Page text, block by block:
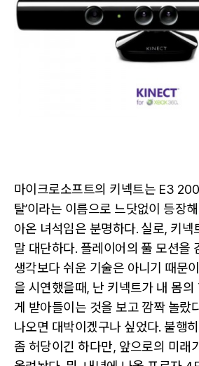
마이크로소프트의 키넥트는 E3
탈’이라는 이름으로 느닷없이 등장
아온 녀석임은 분명하다. 실로, 키넥
말 대단하다. 플레이어의 풀 모션을
생각보다 쉬운 기술은 아니기 때문
을 시연했을때, 난 키넥트가 내 몸
게 받아들이는 것을 보고 깜짝 놀랐
나오면 대박이겠구나 싶었다. 불행
좀 허당이긴 하다만, 앞으로의 미래